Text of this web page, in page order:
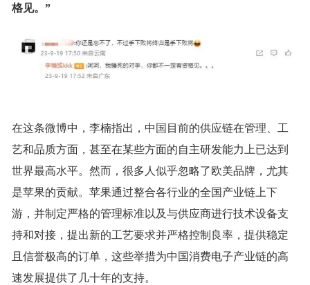
格见。”
在这条微博中，李楠指出，中国目前的供应链在管理、工
艺和品质方面，甚至在某些方面的自主研发能力上已达到
世界最高水平。然而，很多人似乎忽略了欧美品牌，尤其
是苹果的贡献。苹果通过整合各行业的全国产业链上下
游，并制定严格的管理标准以及与供应商进行技术设备支
持和对接，提出新的工艺要求并严格控制良率，提供稳定
且信誉极高的订单，这些举措为中国消费电子产业链的高
速发展提供了几十年的支持。